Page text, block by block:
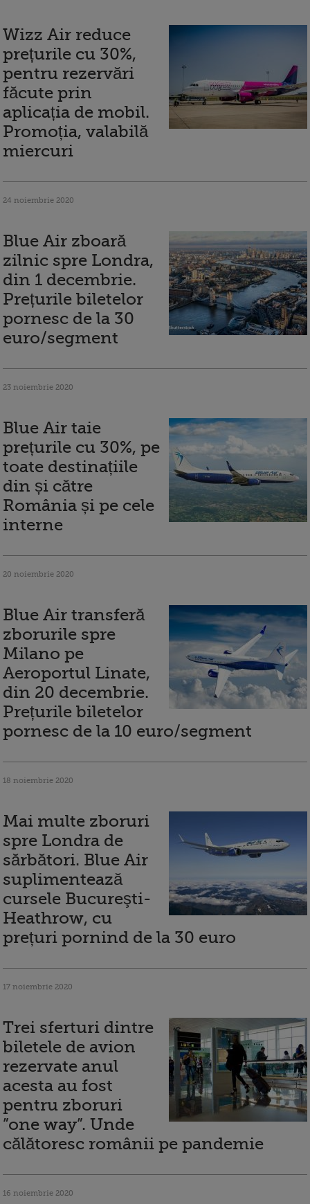
Wizz Air reduce
prețurile cu 30%,
pentru rezervări
făcute prin
aplicația de mobil.
Promoția, valabilă
miercuri
24 noiembrie 2020
Blue Air zboară
zilnic spre Londra,
din 1 decembrie.
Prețurile biletelor
pornesc de la 30
euro/segment
23 noiembrie 2020
Blue Air taie
prețurile cu 30%, pe
toate destinațiile
din și către
România și pe cele
interne
20 noiembrie 2020
Blue Air transferă
zborurile spre
Milano pe
Aeroportul Linate,
din 20 decembrie.
Prețurile biletelor
pornesc de la 10 euro/segment
18 noiembrie 2020
Mai multe zboruri
spre Londra de
sărbători. Blue Air
suplimentează
cursele Bucureşti-
Heathrow, cu
prețuri pornind de la 30 euro
17 noiembrie 2020
Trei sferturi dintre
biletele de avion
rezervate anul
acesta au fost
pentru zboruri
”one way”. Unde
călătoresc românii pe pandemie
16 noiembrie 2020